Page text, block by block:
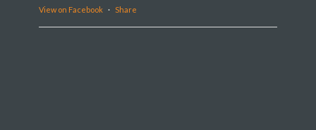
View on Facebook · Share